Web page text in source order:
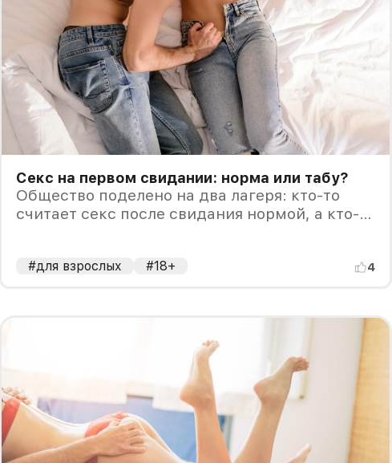
Секс на первом свидании: норма или табу?
Общество поделено на два лагеря: кто-то
считает секс после свидания нормой, а кто-
#для взрослых #18+ 4